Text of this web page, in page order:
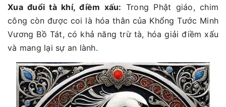
Xua đuổi tà khí, điềm xấu: Trong Phật giáo, chim
công còn được coi là hóa thân của Khổng Tước Minh
Vương Bồ Tát, có khả năng trừ tà, hóa giải điềm xấu
và mang lại sự an lành.